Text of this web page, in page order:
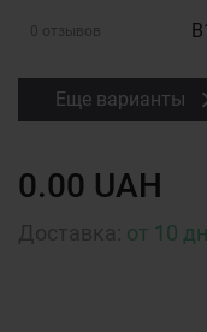
0 отзывов
Еще варианты
0.00 UAH
от 10